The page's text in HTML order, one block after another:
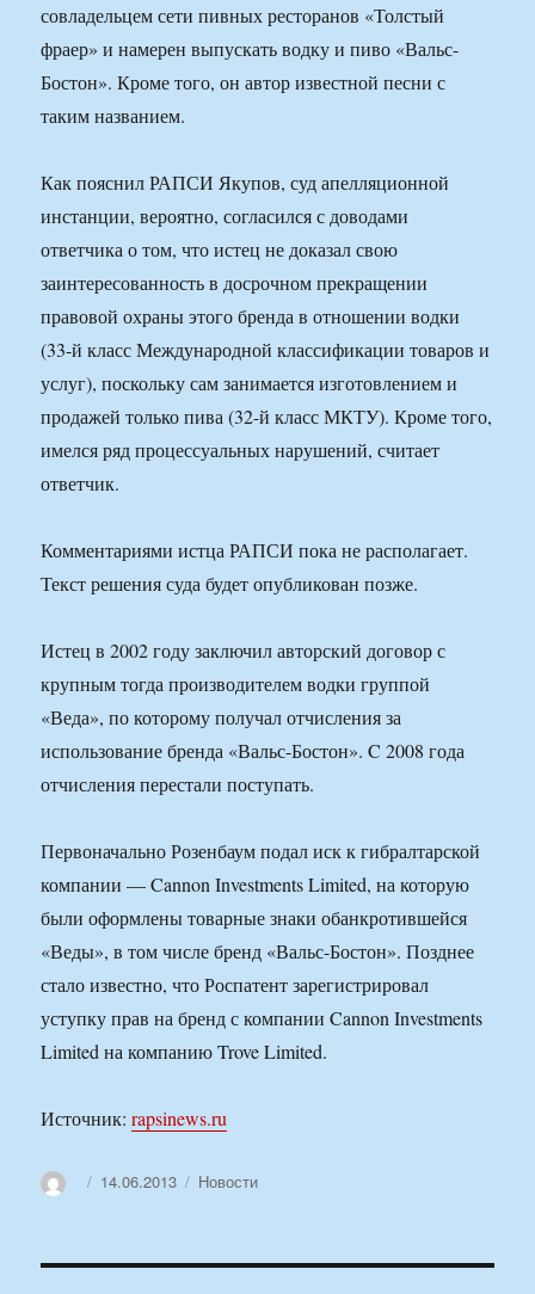
совладельцем сети пивных ресторанов «Толстый
фраер» и намерен выпускать водку и пиво «Вальс-
Бостон». Кроме того, он автор известной песни с
таким названием.
Как пояснил РАПСИ Якупов, суд апелляционной
инстанции, вероятно, согласился с доводами
ответчика о том, что истец не доказал свою
заинтересованность в досрочном прекращении
правовой охраны этого бренда в отношении водки
(33-й класс Международной классификации товаров и
услуг), поскольку сам занимается изготовлением и
продажей только пива (32-й класс МКТУ). Кроме того,
имелся ряд процессуальных нарушений, считает
ответчик.
Комментариями истца РАПСИ пока не располагает.
Текст решения суда будет опубликован позже.
Истец в 2002 году заключил авторский договор с
крупным тогда производителем водки группой
«Веда», по которому получал отчисления за
использование бренда «Вальс-Бостон». C 2008 года
отчисления перестали поступать.
Первоначально Розенбаум подал иск к гибралтарской
компании — Cannon Investments Limited, на которую
были оформлены товарные знаки обанкротившейся
«Веды», в том числе бренд «Вальс-Бостон». Позднее
стало известно, что Роспатент зарегистрировал
уступку прав на бренд с компании Cannon Investments
Limited на компанию Trove Limited.
Источник:rapsinews.ru
АвторОпубликовано
14.06.2013 Рубрики
Новости